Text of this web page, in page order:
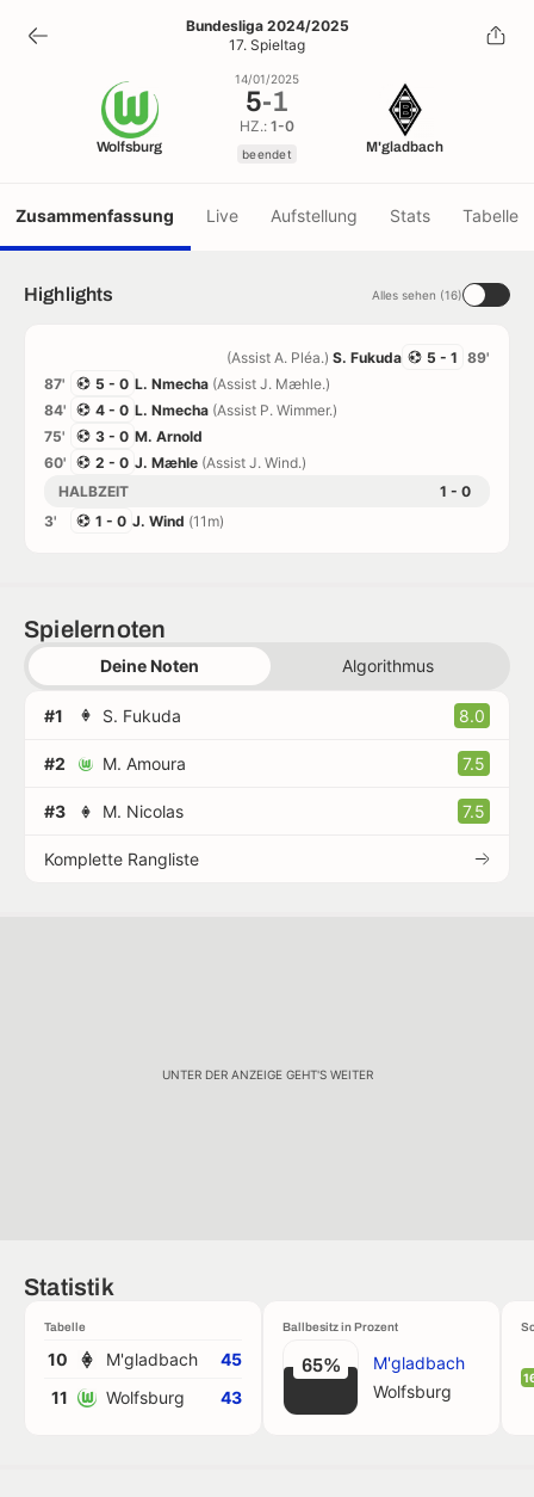
5-1
beendet
Bundesliga 2024/2025
17. Spieltag
Wolfsburg
14/01/2025
5-1
HZ.: 1-0
beendet M'gladbach
Zusammenfassung Live Aufstellung Stats Tabelle
Highlights Alles sehen (16)
89'
5 - 1
(Assist A. Pléa.) S. Fukuda
87'
5 - 0 L. Nmecha (Assist J. Mæhle.)
84'
4 - 0 L. Nmecha (Assist P. Wimmer.)
75'
3 - 0 M. Arnold
60'
2 - 0 J. Mæhle (Assist J. Wind.)
HALBZEIT
1 - 0
3'
1 - 0 J. Wind (11m)
Spielernoten
Deine Noten Algorithmus
#1 S. Fukuda 8.0
#2 M. Amoura 7.5
#3 M. Nicolas 7.5
Komplette Rangliste
UNTER DER ANZEIGE GEHT'S WEITER
Statistik
Tabelle
10 M'gladbach
45
11
Wolfsburg 43
Ballbesitz in Prozent
65%
M'gladbach
Wolfsburg